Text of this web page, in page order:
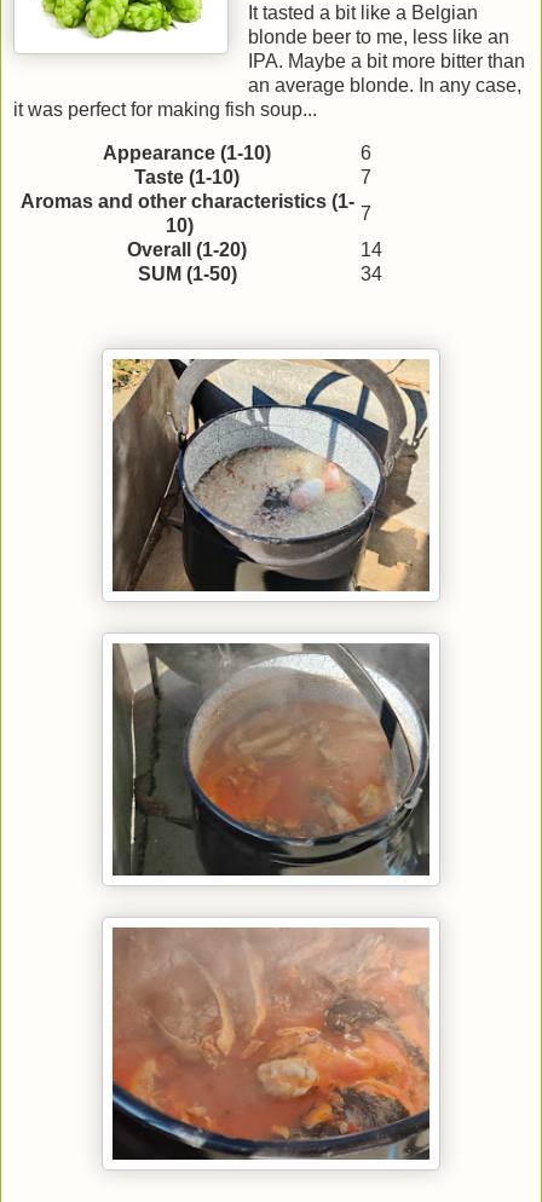
It tasted a bit like a Belgian
blonde beer to me, less like an
IPA. Maybe a bit more bitter than
an average blonde. In any case,
it was perfect for making fish soup...
Appearance (1-10)
6
Taste (1-10)
7
Aromas and other characteristics (1-
10)
7
Overall (1-20)
14
SUM (1-50)
34